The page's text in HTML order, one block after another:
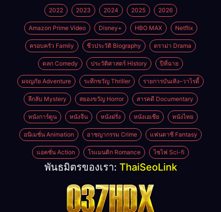
2022 2023 2024 2025 2026
Amazon Prime Video Disney+ HBO MAX Netflix
ครอบครัว Family ชีวประวัติ Biography ดราม่า Drama
ตลก Comedy ประวัติศาสตร์ History ปีที่ฉาย
ผจญภัย Adventure ระทึกขวัญ Thriller รายการบันเทิง–วาไรตี้
ลึกลับ Mystery สยองขวัญ Horror สารคดี Documentary
หนังการ์ตูน หนังจีน หนังฝรั่ง หนังเอเชีย หนังไทย
อนิเมชั่น Animation อาชญากรรม Crime แฟนตาซี Fantasy
แอคชั่น Action โรแมนติก Romance ไซไฟ Sci-fi
พันธมิตรของเรา: ThaiSeoLink